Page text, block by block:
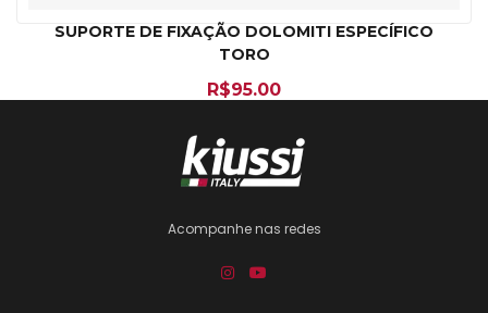
SUPORTE DE FIXAÇÃO DOLOMITI ESPECÍFICO
TORO
R$95.00
Acompanhe nas redes